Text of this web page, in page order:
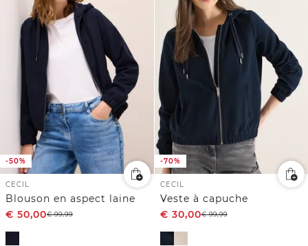
-50%
CECIL
Blouson en aspect laine
€ 50,00€99,99
-70%
CECIL
Veste à capuche
€ 30,00€99,99